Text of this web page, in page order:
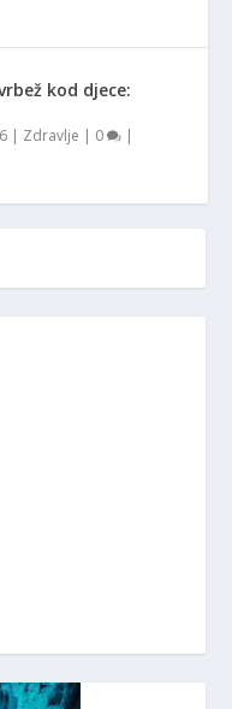
kod djece:
| Zdravlje | 0 |